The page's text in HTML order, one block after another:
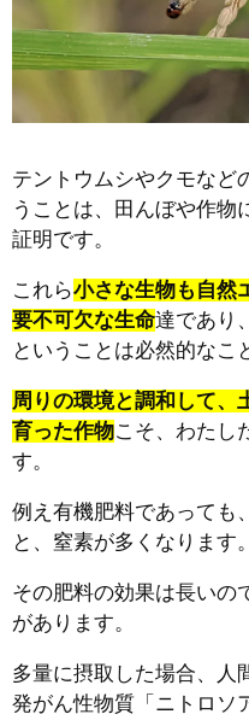
テントウムシやクモなど
うことは、田んぼや作物
証明です。
これら小さな生物も自然
要不可欠な生命達であり
ということは必然的なこ
周りの環境と調和して、
育った作物こそ、わたし
す。
例え有機肥料であっても
と、窒素が多くなります。
その肥料の効果は長いの
があります。
多量に摂取した場合、人
発がん性物質「ニトロソ